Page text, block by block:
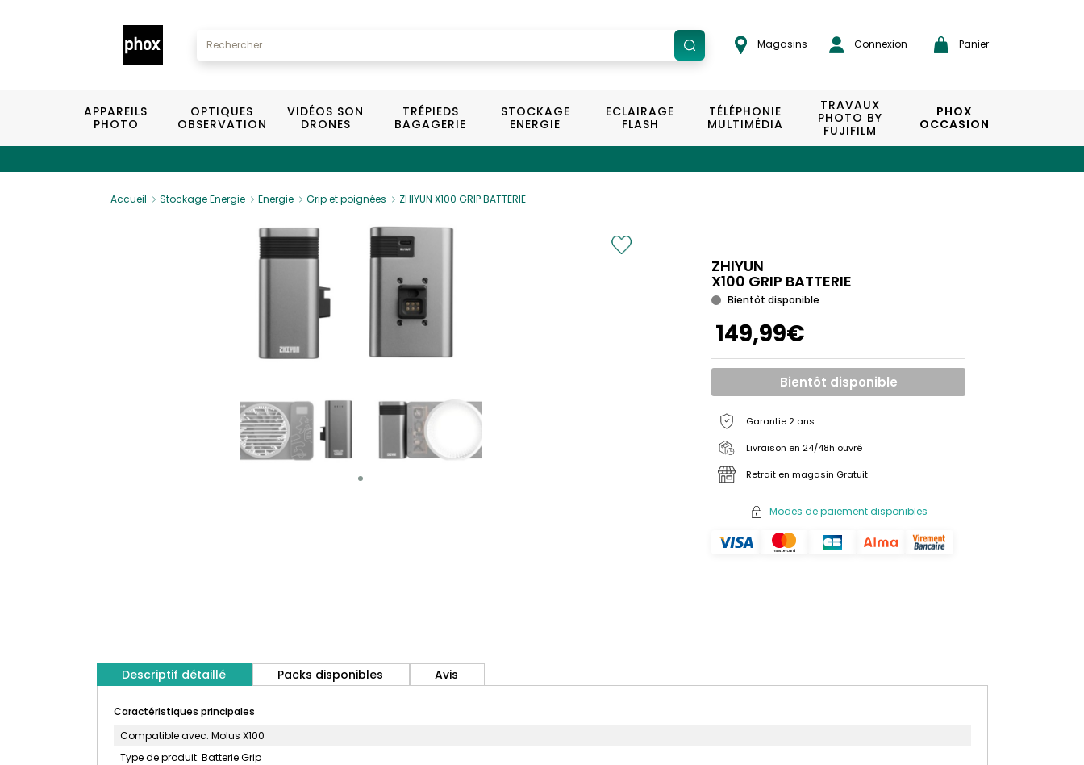
Magasins Connexion Panier
APPAREILS
PHOTO
OPTIQUES
OBSERVATION
VIDÉOS SON
DRONES
TRÉPIEDS
BAGAGERIE
STOCKAGE
ENERGIE
ECLAIRAGE
FLASH
TÉLÉPHONIE
MULTIMÉDIA
TRAVAUX
PHOTO BY
FUJIFILM
PHOX
OCCASION
Accueil Stockage Energie Energie Grip et poignées ZHIYUN X100 GRIP BATTERIE
ZHIYUN
X100 GRIP BATTERIE
Bientôt disponible
149,99€
Bientôt disponible
Garantie 2 ans
Livraison en 24/48h ouvré
Retrait en magasin Gratuit
Modes de paiement disponibles
Descriptif détaillé Packs disponibles Avis
Caractéristiques principales
Compatible avec: Molus X100
Type de produit: Batterie Grip